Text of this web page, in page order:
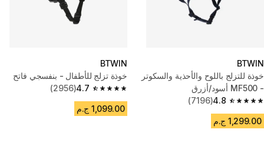
BTWIN
خوذة للتزلج باللوح والأحذية والسكوتر
- MF500 أسود/أزرق
4.8
4.8 out of 5 stars from 7196 reviews
(7196)
1,299.00 ج.م
BTWIN
خوذة تزلج للأطفال - بنفسجي فاتح
4.7
4.7 out of 5 stars from 2956 reviews
(2956)
1,099.00 ج.م